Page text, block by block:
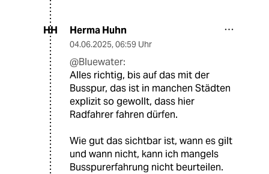
HH Herma Huhn
04.06.2025, 06:59 Uhr
@Bluewater:
Alles richtig, bis auf das mit der
Busspur, das ist in manchen Städten
explizit so gewollt, dass hier
Radfahrer fahren dürfen.
Wie gut das sichtbar ist, wann es gilt
und wann nicht, kann ich mangels
Busspurerfahrung nicht beurteilen.